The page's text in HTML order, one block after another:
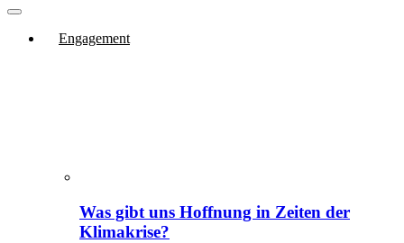
Engagement
Was gibt uns Hoffnung in Zeiten der
Klimakrise?